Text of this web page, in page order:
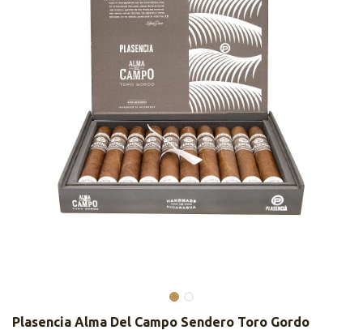
Plasencia Alma Del Campo Sendero Toro Gordo